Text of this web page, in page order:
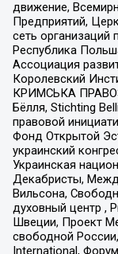
движение,
Предприятий,
сеть
Республика
Ассоциация
Королевский
КРИМСЬКА
Бёлля, Stichting
правовой
Фонд Открытой
украинский
Украинская
Декабристы,
Вильсона,
духовный центр ,
Швеции, Проект
свободной
International,